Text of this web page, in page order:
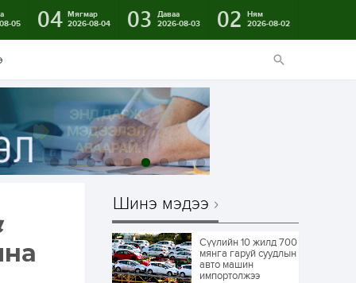
05
04 Мягмар
2026-08-04
03
Даваа
2026-08-03
02
Ням
2026-08-02
Шинэ мэдээ
Сүүлийн 10 жилд 700
мянга гаруй суудлын
авто машин
импортолжээ